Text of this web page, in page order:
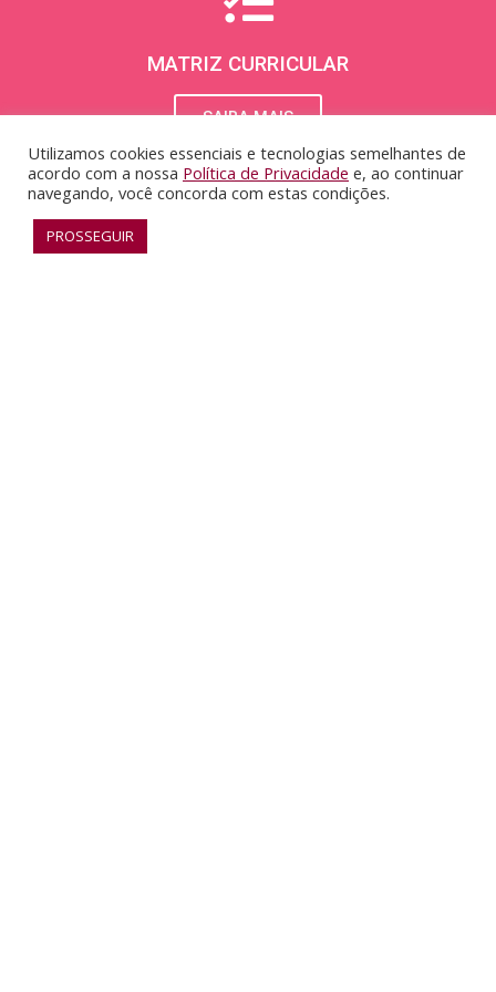
g
r
a
m
MATRIZ CURRICULAR
SAIBA MAIS
Utilizamos cookies essenciais e tecnologias semelhantes de
acordo com a nossa Política de Privacidade e, ao continuar
navegando, você concorda com estas condições.
PROSSEGUIR